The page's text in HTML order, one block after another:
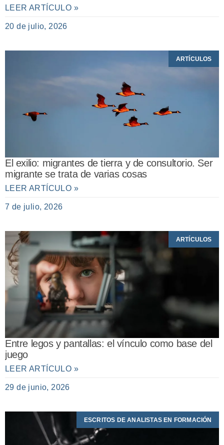
LEER ARTÍCULO »
20 de julio, 2026
ARTÍCULOS
El exilio: migrantes de tierra y de consultorio. Ser
migrante se trata de varias cosas
LEER ARTÍCULO »
7 de julio, 2026
ARTÍCULOS
Entre legos y pantallas: el vínculo como base del
juego
LEER ARTÍCULO »
29 de junio, 2026
ESCRITOS DE ANALISTAS EN FORMACIÓN